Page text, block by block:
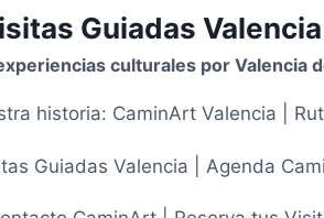
Guiadas
culturales por Valencia
historia: CaminArt Valencia |
Guiadas Valencia | Agenda